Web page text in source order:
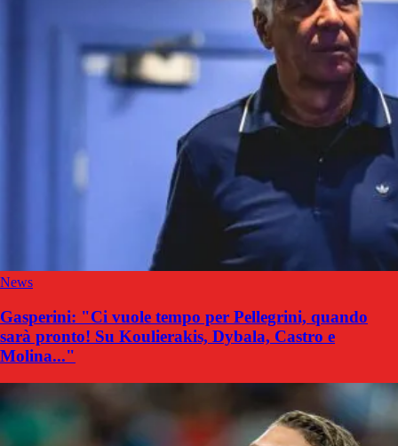
News
Gasperini: "Ci vuole tempo per Pellegrini, quando
sarà pronto! Su Koulierakis, Dybala, Castro e
Molina..."